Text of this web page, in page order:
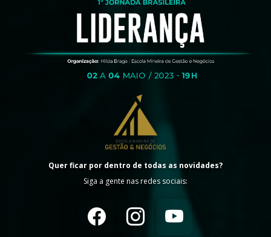
Quer ficar por dentro de todas as novidades?
Siga a gente nas redes sociais: